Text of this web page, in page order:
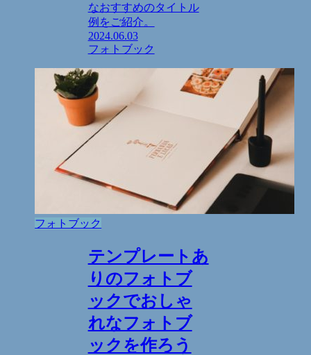
なおすすめのタイトル
例をご紹介。
2024.06.03
フォトブック
フォトブック
テンプレートあ
りのフォトブ
ックでおしゃ
れなフォトブ
ックを作ろう